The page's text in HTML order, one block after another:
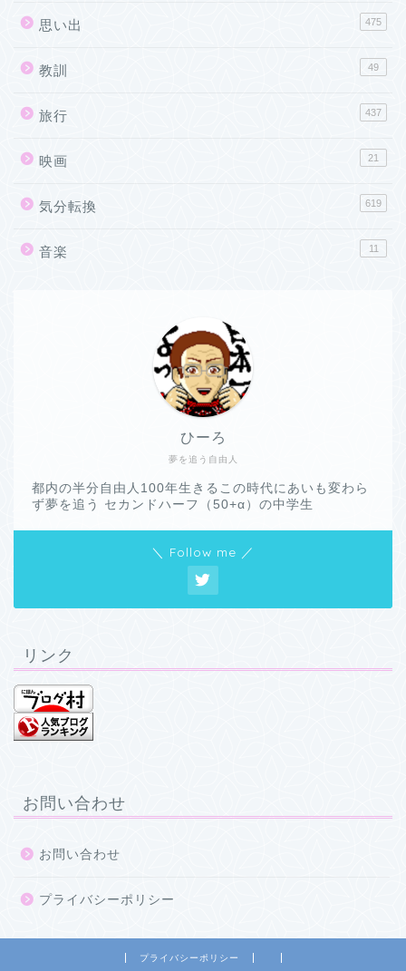
思い出 475
教訓 49
旅行 437
映画 21
気分転換 619
音楽 11
夢を追う自由人
ひーろ
都内の半分自由人100年生きるこの時代にあいも変わら
ず夢を追う セカンドハーフ（50+α）の中学生
＼ Follow me ／
リンク
お問い合わせ
お問い合わせ
プライバシーポリシー
プライバシーポリシー